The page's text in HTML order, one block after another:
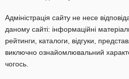
Адміністрація сайту не несе
даному сайті: інформаційні
рейтинги, каталоги, відгуки,
виключно ознайомлювальний
чогось.